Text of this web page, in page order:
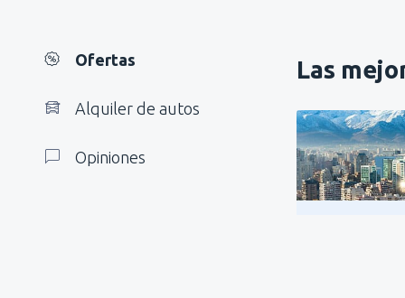
Ofertas
Alquiler de autos
Opiniones
Las